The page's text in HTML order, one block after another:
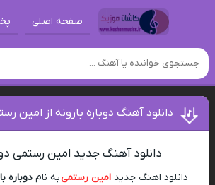
صفحه اصلی
دانلود آهنگ دوباره بارونه از امین
دانلود آهنگ جدید امین رستمی
دانلود اهنگ جدیدامین رستمیبه نامدوباره